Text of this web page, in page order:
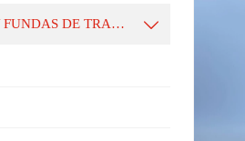
ESTUCHES Y FUNDAS DE TRANSPORTE 